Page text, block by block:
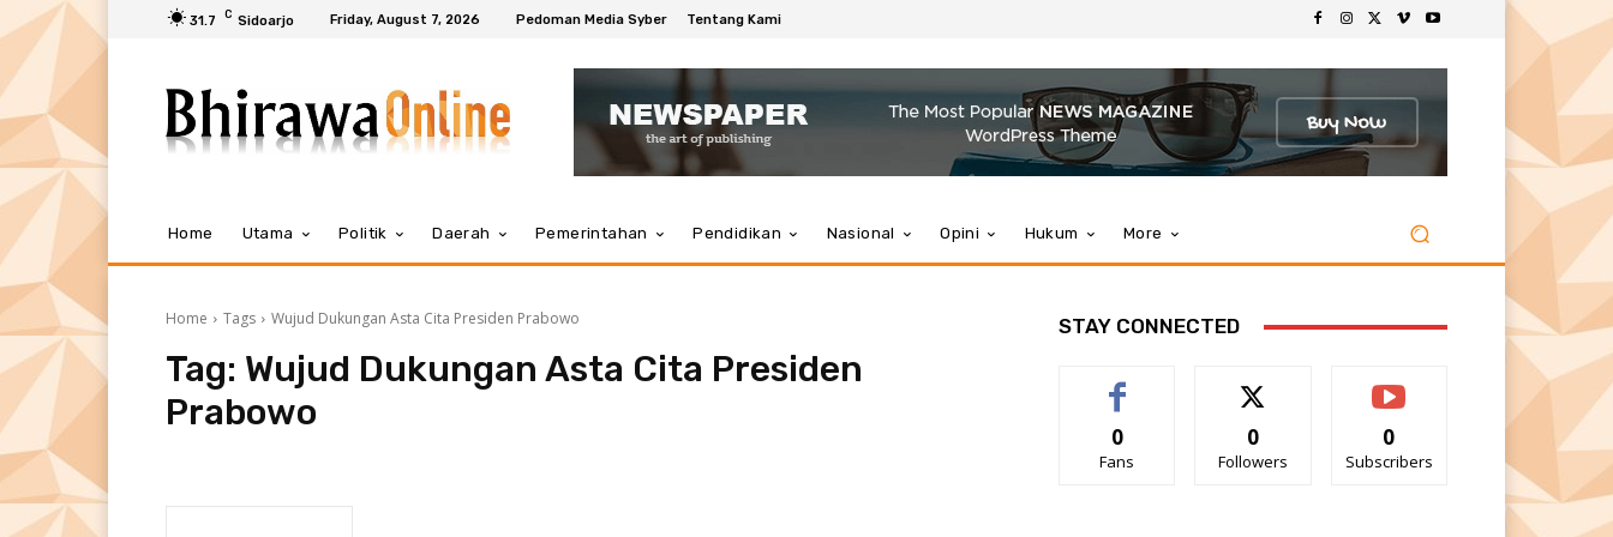
31.7 C Sidoarjo Friday, August 7, 2026 Pedoman Media Syber Tentang Kami
Home Utama Politik Daerah Pemerintahan Pendidikan Nasional Opini Hukum More
Home Tags Wujud Dukungan Asta Cita Presiden Prabowo
Tag: Wujud Dukungan Asta Cita Presiden
Prabowo
STAY CONNECTED
0
Fans
0
Followers
0
Subscribers